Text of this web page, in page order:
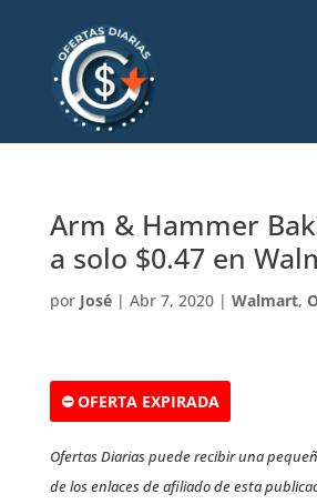
Arm & Hammer
a solo $0.47 en
por José| Abr 7, 2020| Walmart,
⛔ OFERTA EXPIRADA
Ofertas Diarias puede recibir una
de los enlaces de afiliado de esta